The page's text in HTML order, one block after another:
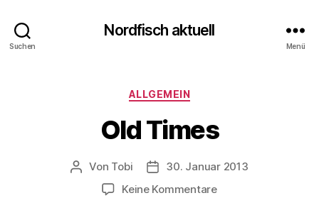
Suchen
Nordfisch aktuell
Menü
Kategorien
ALLGEMEIN
Old Times
Beitragsautor
Von Tobi Beitragsdatum
30. Januar 2013
Keine Kommentarezu